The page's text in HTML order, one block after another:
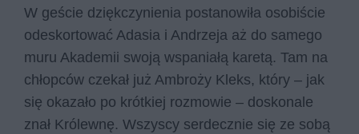
W geście dziękczynienia postanowiła osobiście
odeskortować Adasia i Andrzeja aż do samego
muru Akademii swoją wspaniałą karetą. Tam na
chłopców czekał już Ambroży Kleks, który – jak
się okazało po krótkiej rozmowie – doskonale
znał Królewnę. Wszyscy serdecznie się ze sobą